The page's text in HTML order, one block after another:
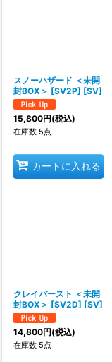
スノーハザード ＜未開
封BOX＞ [SV2P] [SV]
15,800円(税込)
在庫数 5点
カートに入れる
クレイバースト ＜未開
封BOX＞ [SV2D] [SV]
14,800円(税込)
在庫数 5点